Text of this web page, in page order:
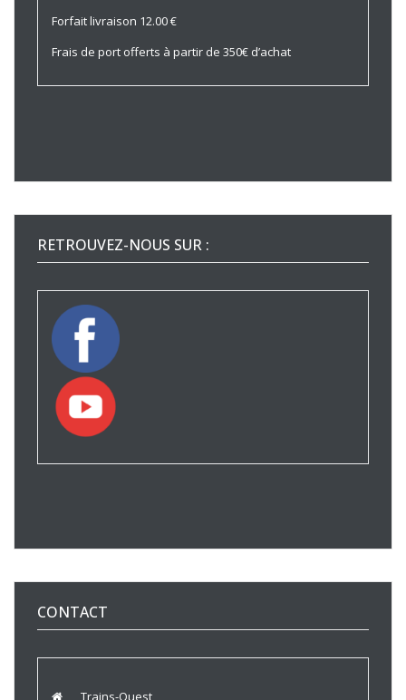
Forfait livraison 12.00 €
Frais de port offerts à partir de 350€ d’achat
RETROUVEZ-NOUS SUR :
CONTACT
Trains-Ouest,